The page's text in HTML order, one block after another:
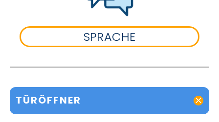
SPRACHE
TÜRÖFFNER